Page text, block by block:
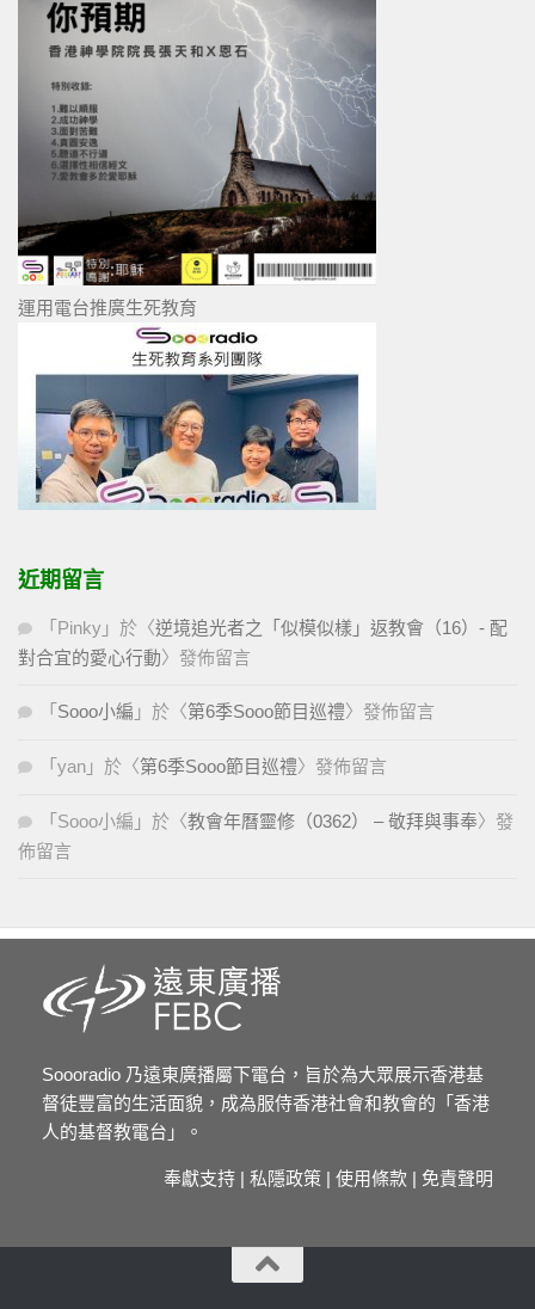
運用電台推廣生死教育
近期留言
「 Pinky 」於〈逆境追光者之「似模似樣」返教會（16）- 配
對合宜的愛心行動〉發佈留言
「 Sooo小編 」於〈第6季Sooo節目巡禮〉發佈留言
「 yan 」於〈第6季Sooo節目巡禮〉發佈留言
「 Sooo小編 」於〈教會年曆靈修（0362） – 敬拜與事奉〉發
佈留言
Soooradio 乃遠東廣播屬下電台，旨於為大眾展示香港基
督徒豐富的生活面貌，成為服侍香港社會和教會的「香港
人的基督教電台」。
奉獻支持 | 私隱政策 | 使用條款 | 免責聲明